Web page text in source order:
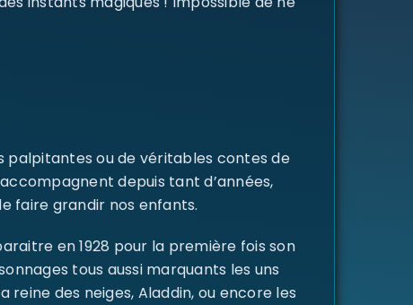
palpitantes ou de véritables contes de
depuis tant d’années,
faire grandir nos enfants.
en 1928 pour la première fois son
tous aussi marquants les uns
des neiges, Aladdin, ou encore les